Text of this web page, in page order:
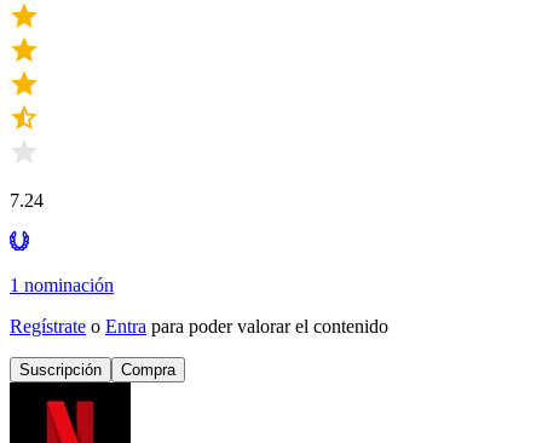
7.24
1 nominación
Regístrate o Entra para poder valorar el contenido
Suscripción Compra